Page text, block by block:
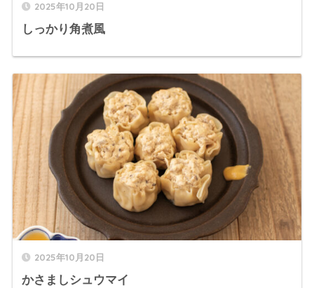
2025年10月20日
しっかり角煮風
2025年10月20日
かさましシュウマイ